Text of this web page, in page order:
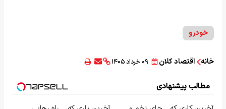
خودرو
خانه اقتصاد کلان ۰۹ خرداد ۱۴۰۵
مطالب پیشنهادی